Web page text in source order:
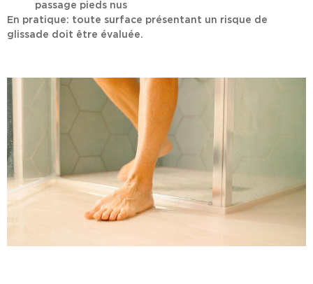
passage pieds nus
En pratique: toute surface présentant un risque de
glissade doit être évaluée.